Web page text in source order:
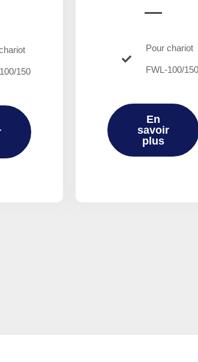
150
Pour chariot
FWL-100/
En
savoir
plus